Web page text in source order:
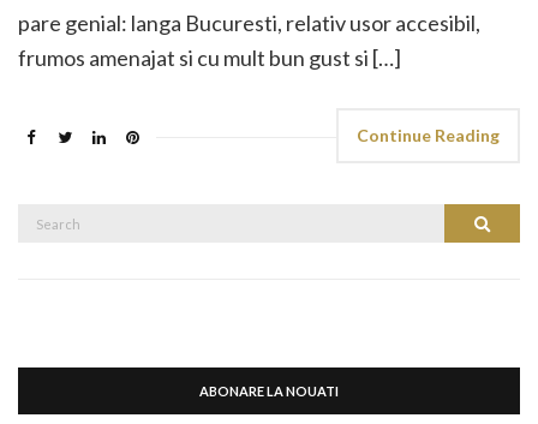
pare genial: langa Bucuresti, relativ usor accesibil,
frumos amenajat si cu mult bun gust si […]
Continue Reading
Search
ABONARE LA NOUATI